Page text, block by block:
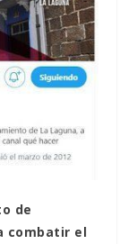
de
combatir el